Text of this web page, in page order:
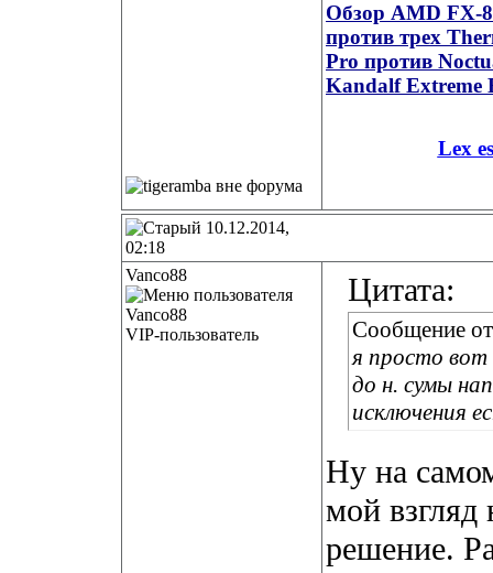
Обзор AMD FX-
против трех
Pro против
Kandalf Extreme
Lex
10.12.2014,
02:18
Vanco88
VIP-пользователь
Цитата:
Сообщение
я просто вот
до н. сумы
исключения
Ну на
мой
решение.